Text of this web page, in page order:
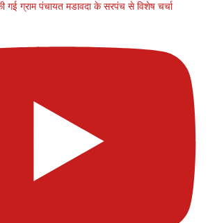
गई ग्राम पंचायत मडावदा के सरपंच से विशेष चर्चा